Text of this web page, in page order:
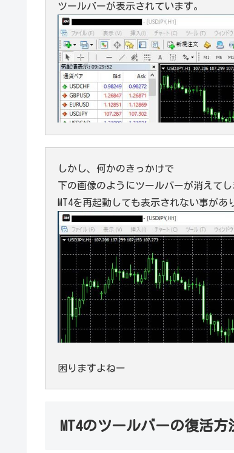
ツールバーが表示されています。
しかし、何かのきっかけで
下の画像のようにツールバーが消えて
MT4を再起動しても表示されない事があ
困りますよねー
MT4のツールバーの復活方